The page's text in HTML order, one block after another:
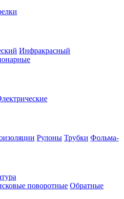
Инфракрасный
Рулоны Трубки Фольма-
поворотные Обратные